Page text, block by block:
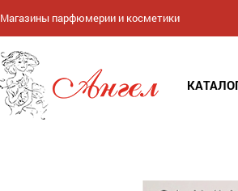
Магазины парфюмерии и косметики